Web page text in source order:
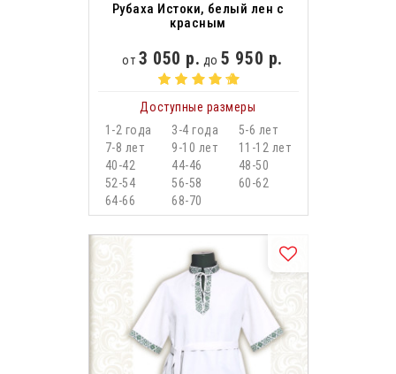
Рубаха Истоки, белый лен с
красным
от 3 050 р. до5 950 р.
Доступные размеры
1-2 года
3-4 года
5-6 лет
7-8 лет
9-10 лет
11-12 лет
40-42
44-46
48-50
52-54
56-58
60-62
64-66
68-70